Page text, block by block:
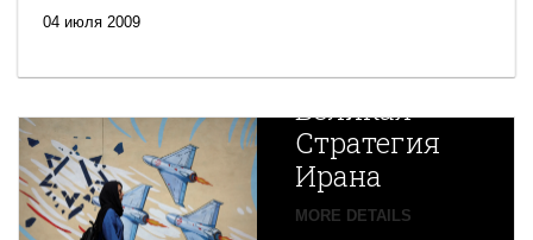
04 июля 2009
Новая
Великая
Стратегия
Ирана
MORE DETAILS
Путин